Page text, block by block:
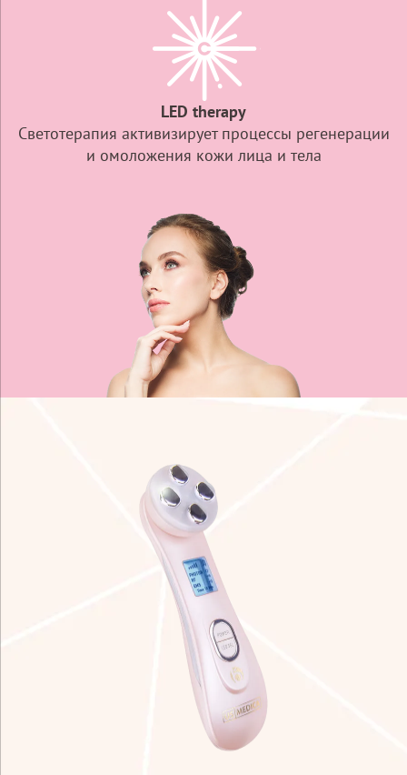
LED therapy
Светотерапия активизирует процессы регенерации
и омоложения кожи лица и тела